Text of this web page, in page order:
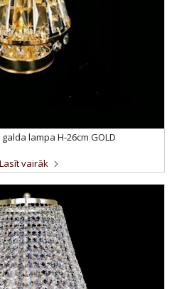
lampa H-26cm GOLD
Lasīt vairāk